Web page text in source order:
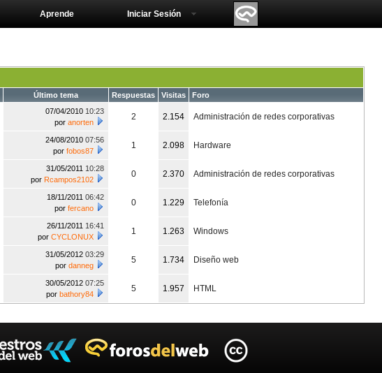
Aprende Iniciar Sesión
Último tema Respuestas Visitas Foro
07/04/2010 10:23
por anorten
2 2.154 Administración de redes corporativas
24/08/2010 07:56
por fobos87
1 2.098 Hardware
31/05/2011 10:28
por Rcampos2102
0 2.370 Administración de redes corporativas
18/11/2011 06:42
por fercano
0 1.229 Telefonía
26/11/2011 16:41
por CYCLONUX
1 1.263 Windows
31/05/2012 03:29
por danneg
5 1.734 Diseño web
30/05/2012 07:25
por bathory84
5 1.957 HTML